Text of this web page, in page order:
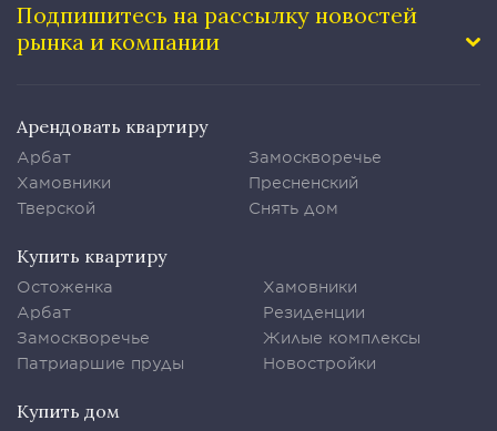
Подпишитесь на рассылку новостей
рынка и компании
Арендовать квартиру
Арбат
Хамовники
Тверской
Замоскворечье
Пресненский
Снять дом
Купить квартиру
Остоженка
Арбат
Замоскворечье
Патриаршие пруды
Хамовники
Резиденции
Жилые комплексы
Новостройки
Купить дом